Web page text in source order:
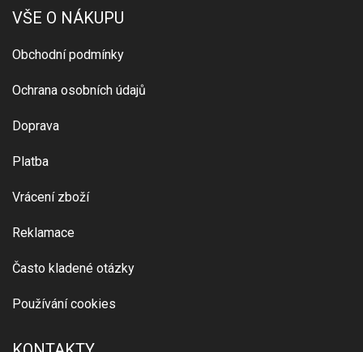
VŠE O NÁKUPU
Obchodní podmínky
Ochrana osobních údajů
Doprava
Platba
Vrácení zboží
Reklamace
Často kladené otázky
Používání cookies